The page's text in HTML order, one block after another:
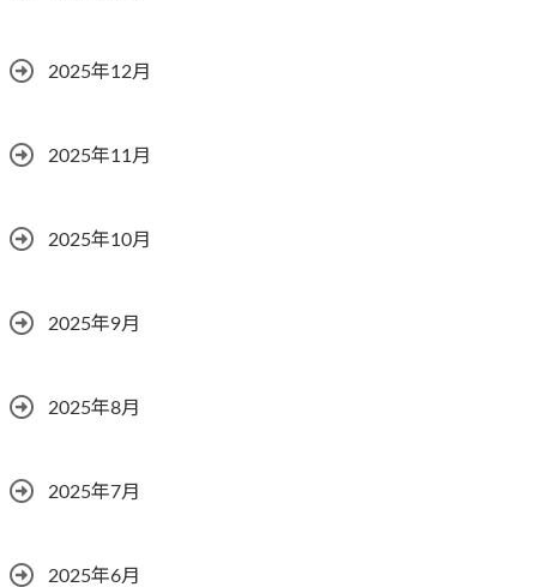
2025年12月
2025年11月
2025年10月
2025年9月
2025年8月
2025年7月
2025年6月